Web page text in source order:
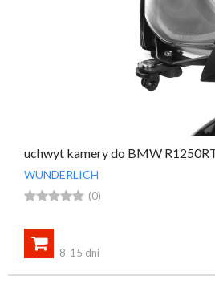
uchwyt kamery do BMW
WUNDERLICH
 (0)

8-15 dni